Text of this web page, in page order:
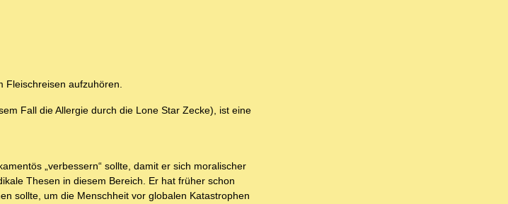
Fleischreisen aufzuhören.
Fall die Allergie durch die Lone Star Zecke), ist eine
„verbessern“ sollte, damit er sich moralischer
Thesen in diesem Bereich. Er hat früher schon
sollte, um die Menschheit vor globalen Katastrophen